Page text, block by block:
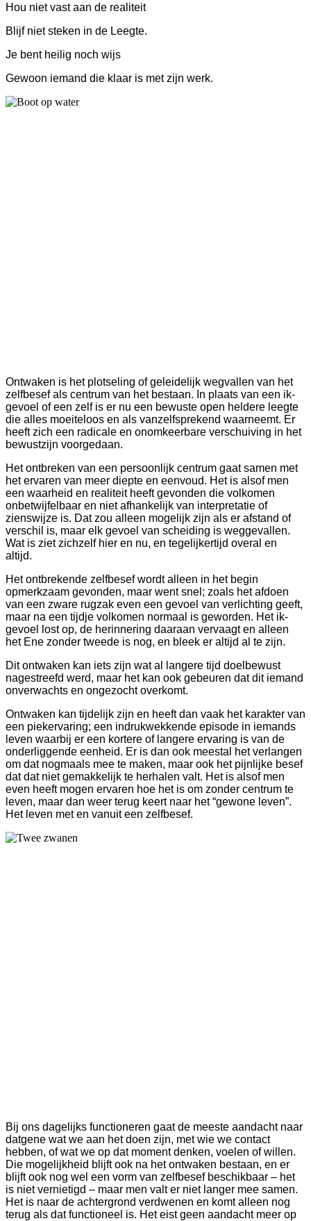
Hou niet vast aan de realiteit
Blijf niet steken in de Leegte.
Je bent heilig noch wijs
Gewoon iemand die klaar is met zijn werk.
Ontwaken is het plotseling of geleidelijk wegvallen van het
zelfbesef als centrum van het bestaan. In plaats van een ik-
gevoel of een zelf is er nu een bewuste open heldere leegte
die alles moeiteloos en als vanzelfsprekend waarneemt. Er
heeft zich een radicale en onomkeerbare verschuiving in het
bewustzijn voorgedaan.
Het ontbreken van een persoonlijk centrum gaat samen met
het ervaren van meer diepte en eenvoud. Het is alsof men
een waarheid en realiteit heeft gevonden die volkomen
onbetwijfelbaar en niet afhankelijk van interpretatie of
zienswijze is. Dat zou alleen mogelijk zijn als er afstand of
verschil is, maar elk gevoel van scheiding is weggevallen.
Wat is ziet zichzelf hier en nu, en tegelijkertijd overal en
altijd.
Het ontbrekende zelfbesef wordt alleen in het begin
opmerkzaam gevonden, maar went snel; zoals het afdoen
van een zware rugzak even een gevoel van verlichting geeft,
maar na een tijdje volkomen normaal is geworden. Het ik-
gevoel lost op, de herinnering daaraan vervaagt en alleen
het Ene zonder tweede is nog, en bleek er altijd al te zijn.
Dit ontwaken kan iets zijn wat al langere tijd doelbewust
nagestreefd werd, maar het kan ook gebeuren dat dit iemand
onverwachts en ongezocht overkomt.
Ontwaken kan tijdelijk zijn en heeft dan vaak het karakter van
een piekervaring; een indrukwekkende episode in iemands
leven waarbij er een kortere of langere ervaring is van de
onderliggende eenheid. Er is dan ook meestal het verlangen
om dat nogmaals mee te maken, maar ook het pijnlijke besef
dat dat niet gemakkelijk te herhalen valt. Het is alsof men
even heeft mogen ervaren hoe het is om zonder centrum te
leven, maar dan weer terug keert naar het “gewone leven”.
Het leven met en vanuit een zelfbesef.
Bij ons dagelijks functioneren gaat de meeste aandacht naar
datgene wat we aan het doen zijn, met wie we contact
hebben, of wat we op dat moment denken, voelen of willen.
Die mogelijkheid blijft ook na het ontwaken bestaan, en er
blijft ook nog wel een vorm van zelfbesef beschikbaar – het
is niet vernietigd – maar men valt er niet langer mee samen.
Het is naar de achtergrond verdwenen en komt alleen nog
terug als dat functioneel is. Het eist geen aandacht meer op